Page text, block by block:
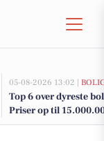
05-08-2026 13:02 |
Top 6 over dyreste
Priser op til